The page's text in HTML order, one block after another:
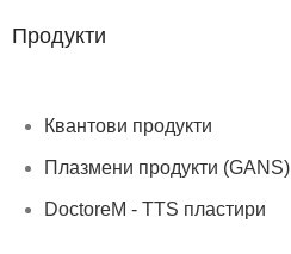
Продукти
Квантови продукти
Плазмени продукти (GANS)
DoctoreM - TTS пластири